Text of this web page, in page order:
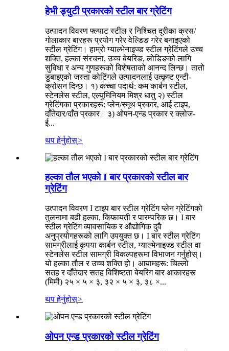
हेभी ड्युटी प्रकारको स्टील बार ग्रेटिंग
उत्पादन विवरण फ्ल्याट स्टील र निश्चित दूरीका क्रस/
गोलाकार बारहरू प्रयोग गरेर वेल्डिङ गरेर बनाइएको
स्टील ग्रेटिंग। हाम्रो ग्याल्भेनाइज्ड स्टील ग्रेटिंगले उच्च
शक्ति, हल्का संरचना, उच्च बेयरिङ, लोडिङको लागि
सुविधा र अन्य गुणहरूको विशेषताको आनन्द लिन्छ। तातो
डुबाइएको जस्ता कोटिंगले उत्पादनलाई उत्कृष्ट एन्टी-
क्रोसन दिन्छ। १) कच्चा पदार्थ: कम कार्बन स्टील,
स्टेनलेस स्टील, एल्युमिनियम मिश्र धातु २) स्टील
ग्रेटिंगका प्रकारहरू: प्लेन/स्मूथ प्रकार, आई टाइप,
दाँतेदार/दाँत प्रकार। ३) ओपन-एन्ड प्रकार र क्लोज-
ई...
थप हेर्नुहोस्>
हल्का तौल भएको I बार प्रकारको स्टील बार
ग्रेटिंग
उत्पादन विवरण I टाइप बार स्टील ग्रेटिंग प्लेन ग्रेटिंगको
तुलनामा बढी हल्का, किफायती र पारम्परिक छ। I बार
स्टील ग्रेटिंग व्यावसायिक र औद्योगिक दुवै
अनुप्रयोगहरूको लागि उपयुक्त छ। I बार स्टील ग्रेटिंग
सामग्रीलाई कृपया कार्बन स्टील, ग्याल्भेनाइज्ड स्टील वा
स्टेनलेस स्टील सामग्री विकल्पहरूमा विभाजन गर्नुहोस्।
यो हल्का तौल र उच्च शक्ति हो। आयामहरू: चिल्लो
सतह र दाँतेदार सतह विशिष्टता बेयरिंग बार आकारहरू
(मिमी) २५ × ५ × ३, ३२ × ५ × ३, ३८ ×...
थप हेर्नुहोस्>
ओपन एन्ड प्रकारको स्टील ग्रेटिंग